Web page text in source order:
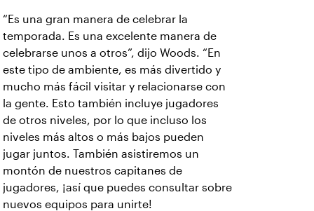
“Es una gran manera de celebrar la
temporada. Es una excelente manera de
celebrarse unos a otros”, dijo Woods. “En
este tipo de ambiente, es más divertido y
mucho más fácil visitar y relacionarse con
la gente. Esto también incluye jugadores
de otros niveles, por lo que incluso los
niveles más altos o más bajos pueden
jugar juntos. También asistiremos un
montón de nuestros capitanes de
jugadores, ¡así que puedes consultar sobre
nuevos equipos para unirte!